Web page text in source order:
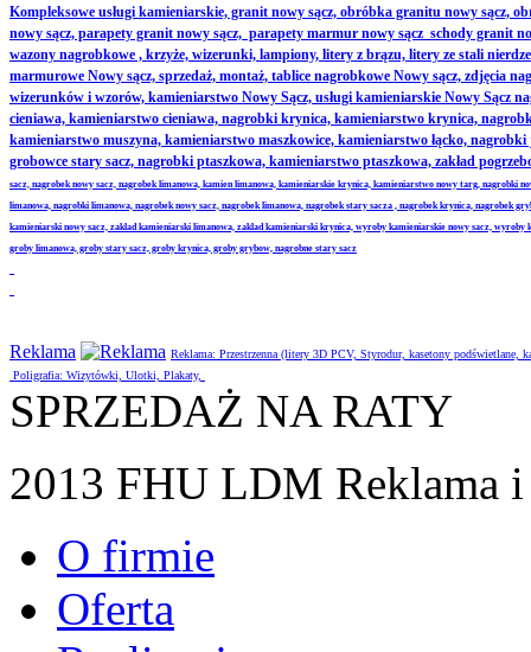
Kompleksowe usługi kamieniarskie, granit nowy sącz, obróbka granitu nowy sącz,
nowy sącz, parapety granit nowy sącz, parapety marmur nowy sącz schody granit
wazony nagrobkowe , krzyże, wizerunki, lampiony, litery z brązu, litery ze stali
marmurowe Nowy sącz, sprzedaż, montaż, tablice nagrobkowe Nowy sącz, zdjęcia
wizerunków i wzorów, kamieniarstwo Nowy Sącz, usługi kamieniarskie Nowy
cieniawa, kamieniarstwo cieniawa, nagrobki krynica, kamieniarstwo krynica,
kamieniarstwo muszyna, kamieniarstwo maszkowice, kamieniarstwo łącko,
grobowce stary sacz, nagrobki ptaszkowa, kamieniarstwo ptaszkowa, zakład
sacz, nagrobek nowy sacz, nagrobek limanowa, kamien limanowa, kamieniarskie krynica, kamieniarstwo nowy targ,
limanowa, nagrobki limanowa, nagrobek nowy sacz, nagrobek limanowa, nagrobek stary sacza , nagrobek krynica, nagrobek
kamieniarski nowy sacz, zaklad kamieniarski limanowa, zaklad kamieniarski krynica, wyroby kamieniarskie nowy sacz,
groby limanowa, groby stary sacz, groby krynica, groby grybow, nagrobne stary sacz
Reklama
Reklama: Przestrzenna (litery 3D PCV, Styrodur, kasetony
Poligrafia: Wizytówki, Ulotki, Plakaty,
SPRZEDAŻ NA RATY
2013 FHU LDM Reklama
O firmie
Oferta